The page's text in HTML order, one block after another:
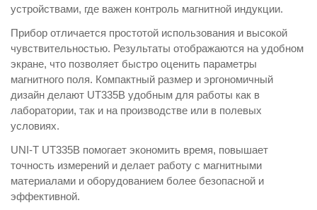
устройствами, где важен контроль магнитной индукции.
Прибор отличается простотой использования и высокой
чувствительностью. Результаты отображаются на удобном
экране, что позволяет быстро оценить параметры
магнитного поля. Компактный размер и эргономичный
дизайн делают UT335B удобным для работы как в
лаборатории, так и на производстве или в полевых
условиях.
UNI-T UT335B помогает экономить время, повышает
точность измерений и делает работу с магнитными
материалами и оборудованием более безопасной и
эффективной.